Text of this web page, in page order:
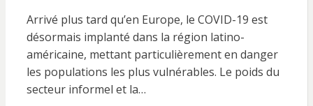
Arrivé plus tard qu’en Europe, le COVID-19 est
désormais implanté dans la région latino-
américaine, mettant particulièrement en danger
les populations les plus vulnérables. Le poids du
secteur informel et la…